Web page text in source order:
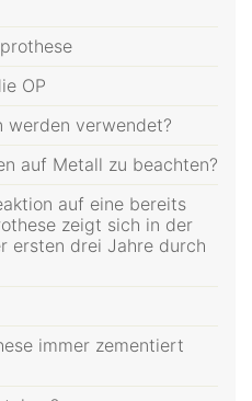
OP
werden verwendet?
auf Metall zu beachten?
auf eine bereits
zeigt sich in der
ersten drei Jahre durch
immer zementiert